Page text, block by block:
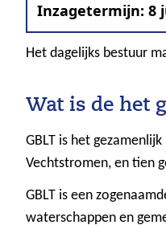
Inzagetermijn: 8
Het dagelijks bestuur
Wat is de het
GBLT is het
Vechtstromen, en tien
GBLT is een
waterschappen en